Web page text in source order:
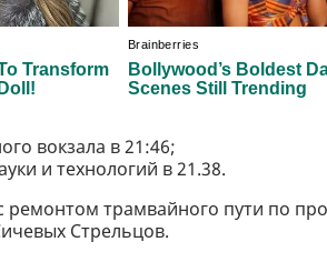
вокзала в 21:46;
и технологий в 21.38.
трамвайного пути по
Стрельцов.